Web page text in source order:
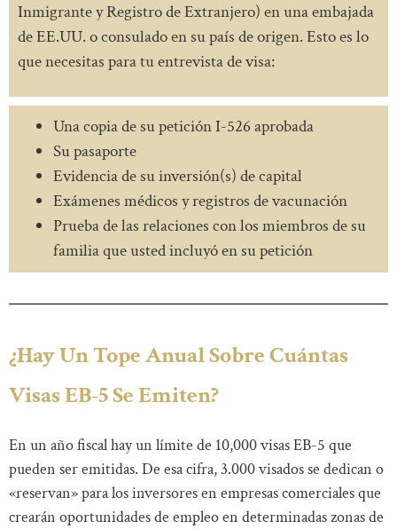
Inmigrante y Registro de Extranjero) en una embajada
de EE.UU. o consulado en su país de origen. Esto es lo
que necesitas para tu entrevista de visa:
Una copia de su petición I-526 aprobada
Su pasaporte
Evidencia de su inversión(s) de capital
Exámenes médicos y registros de vacunación
Prueba de las relaciones con los miembros de su
familia que usted incluyó en su petición
¿Hay Un Tope Anual Sobre Cuántas
Visas EB-5 Se Emiten?
En un año fiscal hay un límite de 10,000 visas EB-5 que
pueden ser emitidas. De esa cifra, 3.000 visados se dedican o
«reservan» para los inversores en empresas comerciales que
crearán oportunidades de empleo en determinadas zonas de